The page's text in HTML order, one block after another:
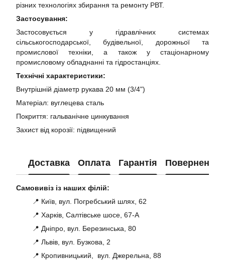
різних технологіях збирання та ремонту РВТ.
Застосування:
Застосовується у гідравлічних системах
сільськогосподарської, будівельної, дорожньої та
промислової техніки, а також у стаціонарному
промисловому обладнанні та гідростанціях.
Технічні характеристики:
Внутрішній діаметр рукава 20 мм (3/4")
Матеріал: вуглецева сталь
Покриття: гальванічне цинкування
Захист від корозії: підвищений
Доставка Оплата Гарантія Повернення
Самовивіз із наших філій:
📍 Київ, вул. Погребський шлях, 62
📍 Харків, Салтівське шосе, 67-А
📍 Дніпро, вул. Березинська, 80
📍 Львів, вул. Бузкова, 2
📍 Кропивницький, вул. Джерельна, 88